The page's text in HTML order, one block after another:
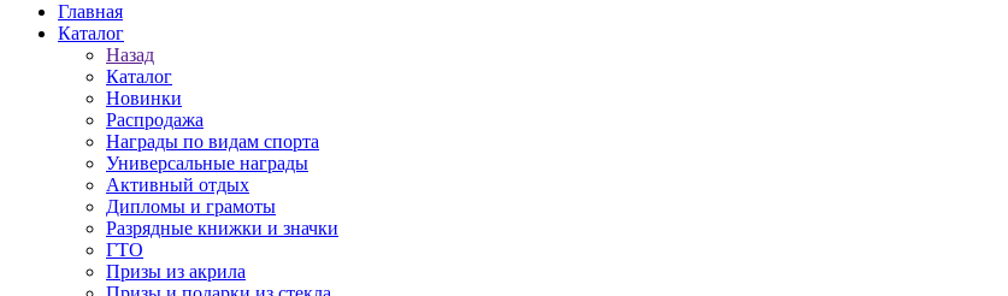
Главная
Каталог
Назад
Каталог
Новинки
Распродажа
Награды по видам спорта
Универсальные награды
Активный отдых
Дипломы и грамоты
Разрядные книжки и значки
ГТО
Призы из акрила